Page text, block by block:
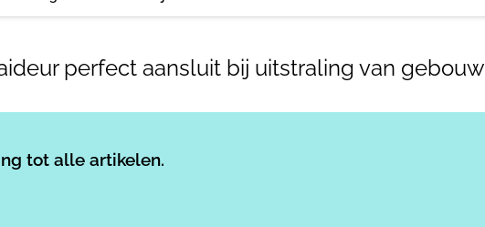
perfect aansluit bij uitstraling van gebouw
tot alle artikelen.